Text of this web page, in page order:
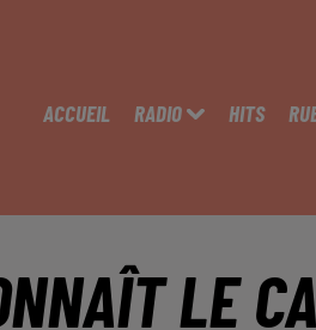
ACCUEIL RADIO HITS
LE